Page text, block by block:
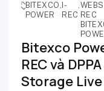
BITEXCO
POWER
, I-
REC
,
REC
Bitexco
REC và
Storage